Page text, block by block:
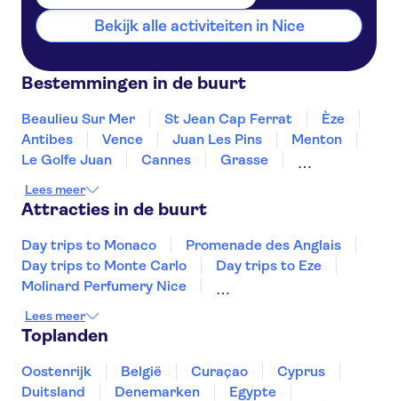
Bekijk alle activiteiten in Nice
Bestemmingen in de buurt
Beaulieu Sur Mer St Jean Cap Ferrat
Èze
Antibes
Vence Juan Les Pins
Menton
Le Golfe Juan
Cannes
Grasse
Draguignan
St Tropez
Lees meer
Attracties in de buurt
Day trips to Monaco
Promenade des Anglais
Day trips to Monte Carlo
Day trips to Eze
Molinard Perfumery Nice
Louvre
Musée d'Orsay
Paleis van Versailles
Notre-Dame kathedraal
Disneyland® Parijs
Lees meer
Toplanden
Oostenrijk België Curaçao
Cyprus
Duitsland
Denemarken
Egypte